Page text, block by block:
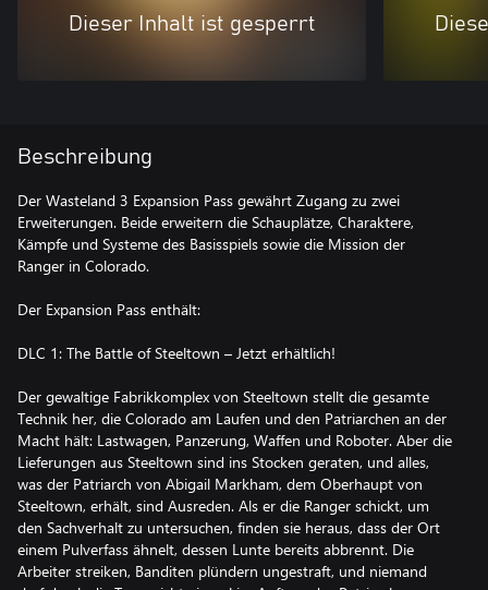
Dieser Inhalt ist gesperrt
Beschreibung
Der Wasteland 3 Expansion Pass gewährt Zugang zu zwei
Erweiterungen. Beide erweitern die Schauplätze, Charaktere,
Kämpfe und Systeme des Basisspiels sowie die Mission der
Ranger in Colorado.
Der Expansion Pass enthält:
DLC 1: The Battle of Steeltown – Jetzt erhältlich!
Der gewaltige Fabrikkomplex von Steeltown stellt die gesamte
Technik her, die Colorado am Laufen und den Patriarchen an der
Macht hält: Lastwagen, Panzerung, Waffen und Roboter. Aber die
Lieferungen aus Steeltown sind ins Stocken geraten, und alles,
was der Patriarch von Abigail Markham, dem Oberhaupt von
Steeltown, erhält, sind Ausreden. Als er die Ranger schickt, um
den Sachverhalt zu untersuchen, finden sie heraus, dass der Ort
einem Pulverfass ähnelt, dessen Lunte bereits abbrennt. Die
Arbeiter streiken, Banditen plündern ungestraft, und niemand